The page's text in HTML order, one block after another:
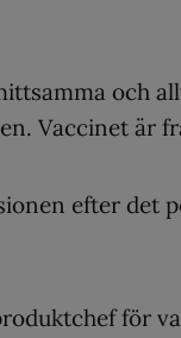
och
Vaccinet är
efter det
för